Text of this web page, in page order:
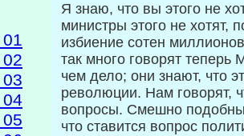
Я знаю, что вы этого не
минист­ры этого не хотят,
избиение сотен
так много говорят
чем дело; они знают, что
революции. Нам говорят,
вопросы. Смешно
что ставится вопрос